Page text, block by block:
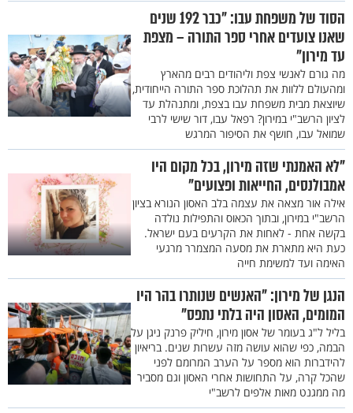
הסוד של משפחת עבו: "כבר 192 שנים
שאנו צועדים אחרי ספר התורה – מצפת
עד מירון"
מה גורם לאנשי צפת וליהודים רבים מהארץ
ומהעולם ללוות את תהלוכת ספר התורה הייחודית,
שיוצאת מבית משפחת עבו בצפת, ומתנהלת עד
לציון הרשב"י במירון? רפאל עבו, דור שישי לרבי
שמואל עבו, חושף את הסיפור המרגש
"לא האמנתי שזה מירון, בכל מקום היו
אמבולנסים, החייאות ופצועים"
אילה אור מצאה את עצמה בלב האסון הנורא בציון
הרשב"י במירון, ובתוך הכאוס והתפילות נולדה
בקשה אחת - לאחות את הקרעים בעם ישראל.
כעת היא מתארת את מסעה המצמרר מרגעי
האימה ועד למשימת חייה
הנגן של מירון: "האנשים שנותרו בהר היו
המומים, האסון היה בלתי נתפס"
בליל ל"ג בעומר של אסון מירון, חיליק פרנק ניגן על
הבמה, כפי שהוא עושה מזה עשרות שנים. בריאיון
להידברות הוא מספר על הערב המרומם לפני
שהכל קרה, על התחושות אחרי האסון וגם מסביר
מה ממגנט מאות אלפים לרשב"י